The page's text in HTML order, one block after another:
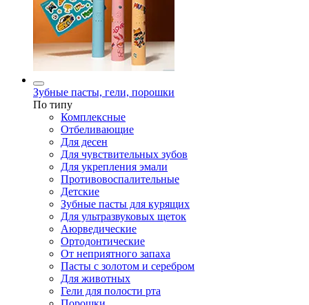
Зубные пасты, гели, порошки
По типу
Комплексные
Отбеливающие
Для десен
Для чувствительных зубов
Для укрепления эмали
Противовоспалительные
Детские
Зубные пасты для курящих
Для ультразвуковых щеток
Аюрведические
Ортодонтические
От неприятного запаха
Пасты с золотом и серебром
Для животных
Гели для полости рта